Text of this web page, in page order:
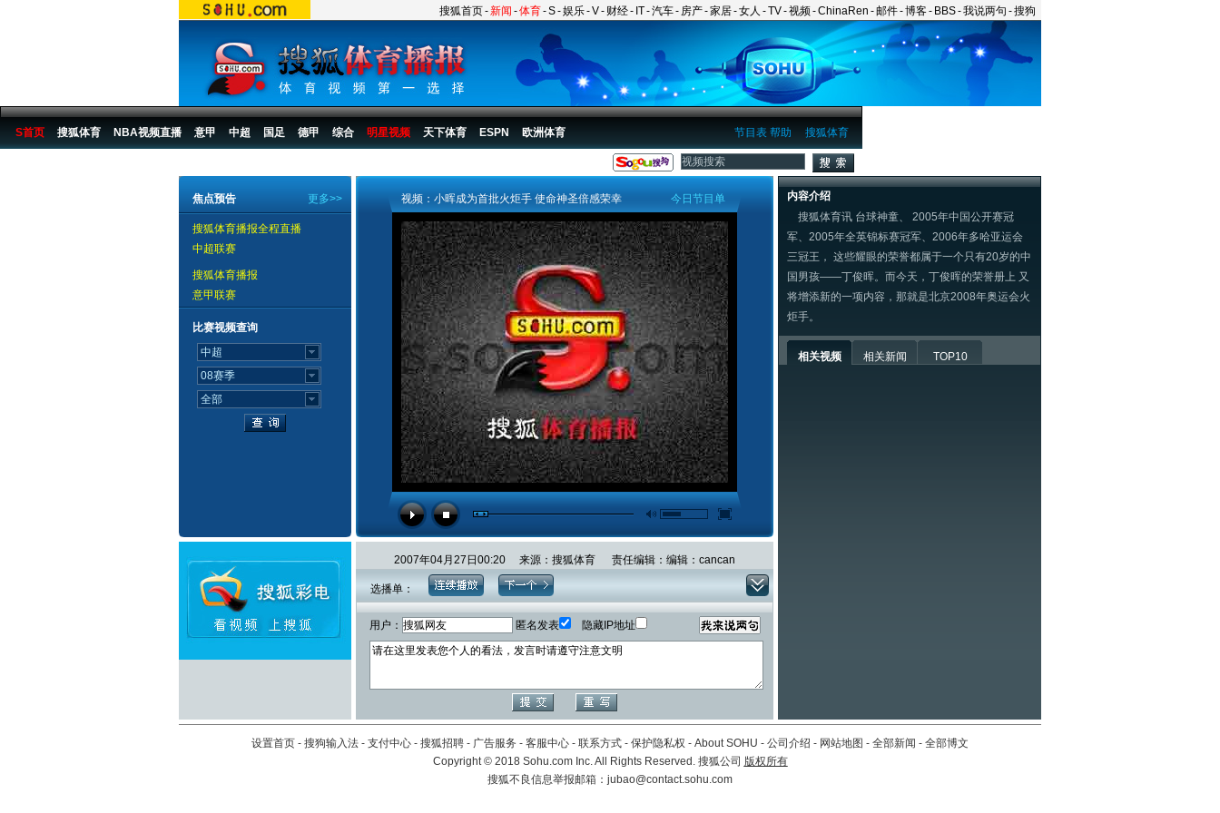
搜狐首页-新闻 -体育-S-娱乐-V- 财经- IT-汽车- 房产-家居-女人 -TV-视频-ChinaRen -邮件-博客- BBS-我说两句 -搜狗
搜狐体育
节目表 帮助
S首页 搜狐体育 NBA视频直播 意甲 中超 国足 德甲 综合 明星视频 天下体育 ESPN 欧洲体育
更多>>
焦点预告
搜狐体育播报全程直播
中超联赛
搜狐体育播报
意甲联赛
比赛视频查询
今日节目单
视频：小晖成为首批火炬手 使命神圣倍感荣幸
2007年04月27日00:20 来源：搜狐体育 责任编辑：编辑：cancan
选播单：
用户： 匿名发表 隐藏IP地址
内容介绍
搜狐体育讯 台球神童、 2005年中国公开赛冠
军、2005年全英锦标赛冠军、2006年多哈亚运会
三冠王， 这些耀眼的荣誉都属于一个只有20岁的中
国男孩——丁俊晖。而今天，丁俊晖的荣誉册上 又
将增添新的一项内容，那就是北京2008年奥运会火
炬手。
相关视频 相关新闻 TOP10
设置首页 - 搜狗输入法 - 支付中心 - 搜狐招聘 - 广告服务 - 客服中心 - 联系方式 - 保护隐私权 - About SOHU - 公司介绍 - 网站地图 - 全部新闻 - 全部博文
Copyright©2018 Sohu.com Inc. All Rights Reserved. 搜狐公司 版权所有
搜狐不良信息举报邮箱： jubao@contact.sohu.com